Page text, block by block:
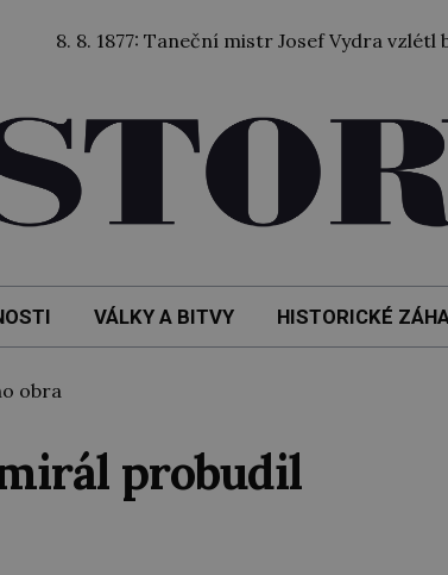
1877: Taneční mistr Josef Vydra vzlétl
VÁLKY A BITVY HISTORICKÉ
obra
probudil